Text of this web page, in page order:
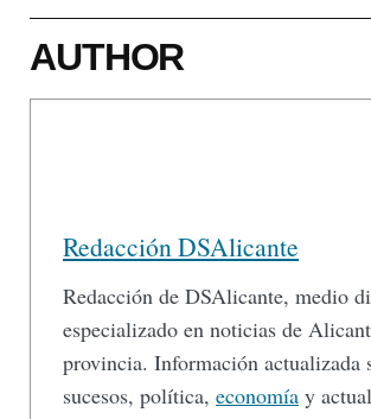
AUTHOR
Redacción DSAlicante
Redacción de DSAlicante, medio
especializado en noticias de
provincia. Información actualizada
sucesos, política, economía y